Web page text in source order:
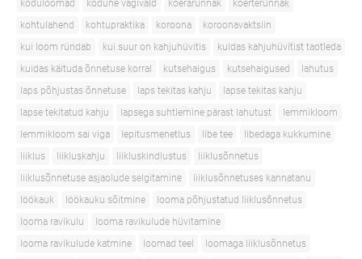
koduloomad
kodune vägivald koerarünnak
koerterünnak
kohtulahend
kohtupraktika koroona
koroonavaktsiin
kui loom ründab
kui suur on kahjuhüvitis
kuidas kahjuhüvitist taotleda
kuidas käituda õnnetuse korral
kutsehaigus kutsehaigused
lahutus
laps põhjustas õnnetuse
laps tekitas kahju
lapse tekitas kahju
lapse tekitatud kahju
lapsega suhtlemine pärast lahutust
lemmikloom
lemmikloom sai viga
lepitusmenetlus libe tee
libedaga kukkumine
liiklus
liikluskahju liikluskindlustus
liiklusõnnetus
liiklusõnnetuse asjaolude selgitamine
liiklusõnnetuses kannatanu
löökauk
löökauku sõitmine
looma põhjustatud liiklusõnnetus
looma ravikulu
looma ravikulude hüvitamine
looma ravikulude katmine
loomad teel
loomaga liiklusõnnetus